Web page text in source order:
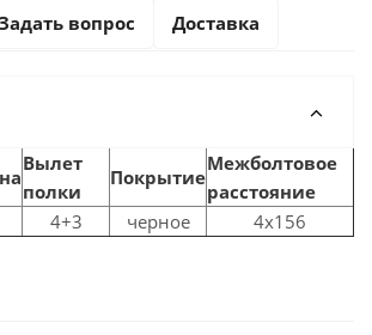
вопрос Доставка
Вылет
полки
Покрытие
Межболтовое
расстояние
4+3 черное 4x156